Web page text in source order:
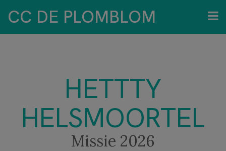
CC DE PLOMBLOM
HETTTY
HELSMOORTEL
Missie 2026